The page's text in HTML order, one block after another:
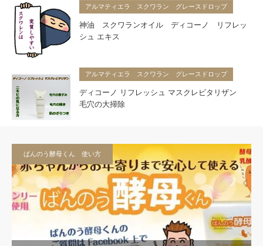
アルマティエラ スクワラン グレースドロップ
神油 スクワランオイル ディコーノ リフレッ
シュ エキス
アルマティエラ スクワラン グレースドロップ
ディコーノ リフレッシュ マスクレビタリザン
毛穴の大掃除
ばんのう酵母くん 使い方